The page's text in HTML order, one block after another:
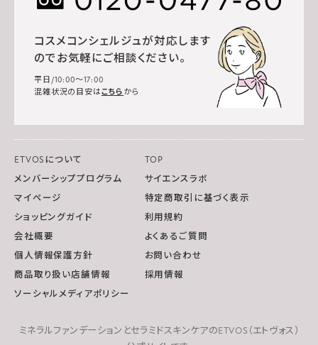
コスメコンシェルジュが対応します
のでお気軽にご相談ください。
平日/10:00～17:00
混雑状況の目安はこちら から
ETVOSについて
TOP
メンバーシッププログラム
サイエンスラボ
マイページ
特定商取引に基づく表示
ショッピングガイド
利用規約
会社概要
よくあるご質問
個人情報保護方針
お問い合わせ
商品取り扱い店舗情報
採用情報
ソーシャルメディアポリシー
ミネラルファンデーションとセラミドスキンケアのETVOS（エトヴォス）